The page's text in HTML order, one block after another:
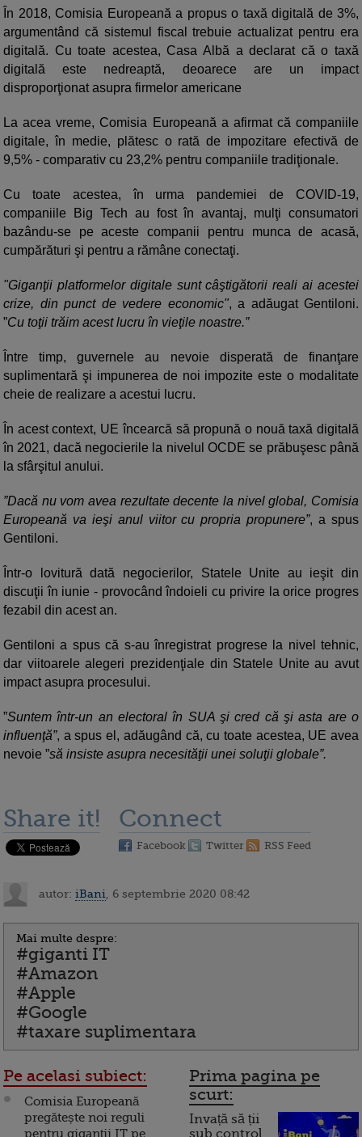
În 2018, Comisia Europeană a propus o taxă digitală de 3%,
argumentând că sistemul fiscal trebuie actualizat pentru era
digitală. Cu toate acestea, Casa Albă a declarat că o taxă
digitală este nedreaptă, deoarece are un impact
disproporţionat asupra firmelor americane
La acea vreme, Comisia Europeană a afirmat că companiile
digitale, în medie, plătesc o rată de impozitare efectivă de
9,5% - comparativ cu 23,2% pentru companiile tradiţionale.
Cu toate acestea, în urma pandemiei de COVID-19,
companiile Big Tech au fost în avantaj, mulţi consumatori
bazându-se pe aceste companii pentru munca de acasă,
cumpărături şi pentru a rămâne conectaţi.
"Giganţii platformelor digitale sunt câştigătorii reali ai acestei
crize, din punct de vedere economic", a adăugat Gentiloni.
”Cu toţii trăim acest lucru în vieţile noastre.”
Între timp, guvernele au nevoie disperată de finanţare
suplimentară şi impunerea de noi impozite este o modalitate
cheie de realizare a acestui lucru.
În acest context, UE încearcă să propună o nouă taxă digitală
în 2021, dacă negocierile la nivelul OCDE se prăbuşesc până
la sfârşitul anului.
”Dacă nu vom avea rezultate decente la nivel global, Comisia
Europeană va ieşi anul viitor cu propria propunere”, a spus
Gentiloni.
Într-o lovitură dată negocierilor, Statele Unite au ieşit din
discuţii în iunie - provocând îndoieli cu privire la orice progres
fezabil din acest an.
Gentiloni a spus că s-au înregistrat progrese la nivel tehnic,
dar viitoarele alegeri prezidenţiale din Statele Unite au avut
impact asupra procesului.
”Suntem într-un an electoral în SUA şi cred că şi asta are o
influenţă”, a spus el, adăugând că, cu toate acestea, UE avea
nevoie ”să insiste asupra necesităţii unei soluţii globale”.
Share it! Connect
Facebook Twitter RSS Feed
autor: iBani , 6 septembrie 2020 08:42
Mai multe despre:
#giganti IT
#Amazon
#Apple
#Google
#taxare suplimentara
Pe acelasi subiect:
Comisia Europeană
pregătește noi reguli
pentru giganții IT pe
Prima pagina pe
scurt:
Invață să ții
sub control